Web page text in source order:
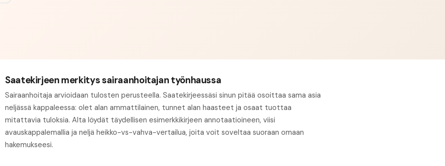
Saatekirjeen merkitys sairaanhoitajan työnhaussa
Sairaanhoitaja arvioidaan tulosten perusteella. Saatekirjeessäsi sinun pitää osoittaa sama asia
neljässä kappaleessa: olet alan ammattilainen, tunnet alan haasteet ja osaat tuottaa
mitattavia tuloksia. Alta löydät täydellisen esimerkkikirjeen annotaatioineen, viisi
avauskappalemallia ja neljä heikko-vs-vahva-vertailua, joita voit soveltaa suoraan omaan
hakemukseesi.